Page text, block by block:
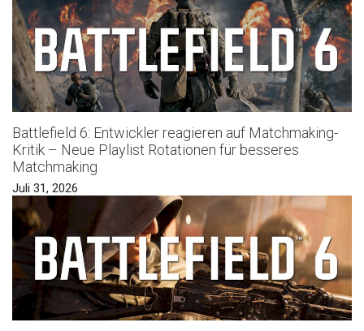
Battlefield 6: Entwickler reagieren auf Matchmaking-
Kritik – Neue Playlist Rotationen für besseres
Matchmaking
Juli 31, 2026